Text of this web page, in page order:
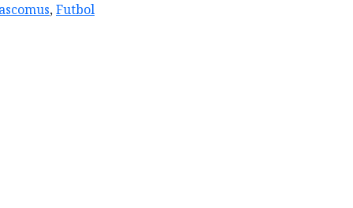
,Futbol